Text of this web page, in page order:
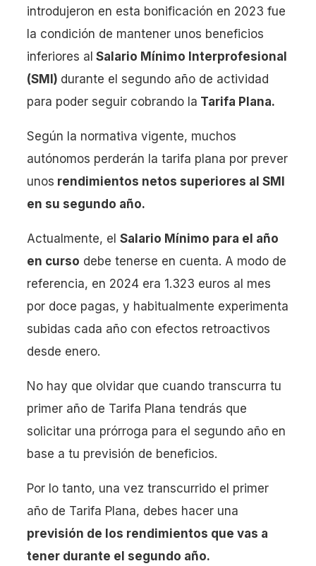
introdujeron en esta bonificación en 2023 fue
la condición de mantener unos beneficios
inferiores al Salario Mínimo Interprofesional
(SMI) durante el segundo año de actividad
para poder seguir cobrando la Tarifa Plana.
Según la normativa vigente, muchos
autónomos perderán la tarifa plana por prever
unos rendimientos netos superiores al SMI
en su segundo año.
Actualmente, el Salario Mínimo para el año
en curso debe tenerse en cuenta. A modo de
referencia, en 2024 era 1.323 euros al mes
por doce pagas, y habitualmente experimenta
subidas cada año con efectos retroactivos
desde enero.
No hay que olvidar que cuando transcurra tu
primer año de Tarifa Plana tendrás que
solicitar una prórroga para el segundo año en
base a tu previsión de beneficios.
Por lo tanto, una vez transcurrido el primer
año de Tarifa Plana, debes hacer una
previsión de los rendimientos que vas a
tener durante el segundo año.